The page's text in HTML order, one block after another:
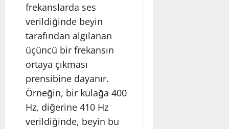
frekanslarda ses
verildiğinde beyin
tarafından algılanan
üçüncü bir frekansın
ortaya çıkması
prensibine dayanır.
Örneğin, bir kulağa 400
Hz, diğerine 410 Hz
verildiğinde, beyin bu